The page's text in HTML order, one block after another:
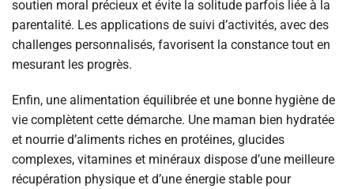
soutien moral précieux et évite la solitude parfois liée à la
parentalité. Les applications de suivi d’activités, avec des
challenges personnalisés, favorisent la constance tout en
mesurant les progrès.
Enfin, une alimentation équilibrée et une bonne hygiène de
vie complètent cette démarche. Une maman bien hydratée
et nourrie d’aliments riches en protéines, glucides
complexes, vitamines et minéraux dispose d’une meilleure
récupération physique et d’une énergie stable pour